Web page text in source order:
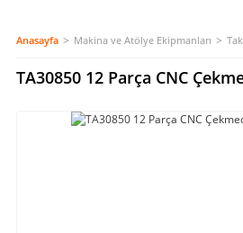
Anasayfa Makina ve Atölye Ekipmanları
TA30850 12 Parça CNC